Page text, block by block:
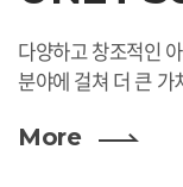
다양하고 창조적인
분야에 걸쳐 더 큰 가
More